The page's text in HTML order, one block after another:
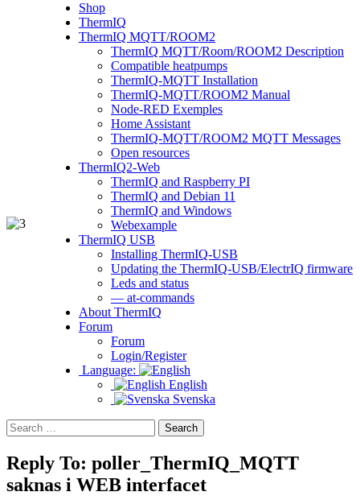
Shop
ThermIQ
ThermIQ MQTT/ROOM2
ThermIQ MQTT/Room/ROOM2 Description
Compatible heatpumps
ThermIQ-MQTT Installation
ThermIQ-MQTT/ROOM2 Manual
Node-RED Exemples
Home Assistant
ThermIQ-MQTT/ROOM2 MQTT Messages
Open resources
ThermIQ2-Web
ThermIQ and Raspberry PI
ThermIQ and Debian 11
ThermIQ and Windows
Webexample
ThermIQ USB
Installing ThermIQ-USB
Updating the ThermIQ-USB/ElectrIQ firmware
Leds and status
— at-commands
About ThermIQ
Forum
Forum
Login/Register
Language:
English
Svenska
Search
for:
Reply To: poller_ThermIQ_MQTT
saknas i WEB interfacet